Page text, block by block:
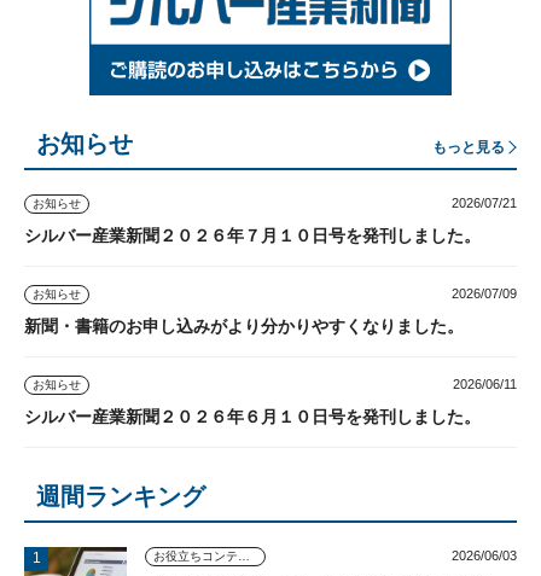
お知らせ もっと見る
お知らせ 2026/07/21
シルバー産業新聞２０２６年７月１０日号を発刊しました。
お知らせ 2026/07/09
新聞・書籍のお申し込みがより分かりやすくなりました。
お知らせ 2026/06/11
シルバー産業新聞２０２６年６月１０日号を発刊しました。
週間ランキング
2026/06/03